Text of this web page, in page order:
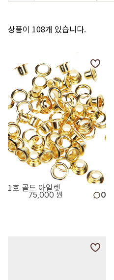
상품이 108개 있습니다.
1호 골드 아일렛
75,000 원 0